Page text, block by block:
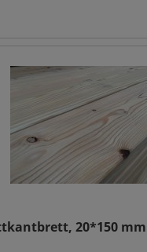
20*150